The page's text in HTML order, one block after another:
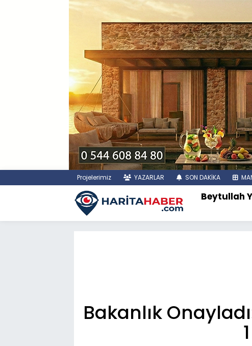
Projelerimiz YAZARLAR SON DAKİKA
Beytullah
Bakanlık